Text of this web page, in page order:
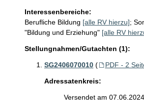
Interessenbereiche:
Berufliche Bildung [alle RV hierzu];
"Bildung und Erziehung" [alle RV
Stellungnahmen/Gutachten (1):
SG2406070010 ( PDF - 2
Adressatenkreis:
Versendet am